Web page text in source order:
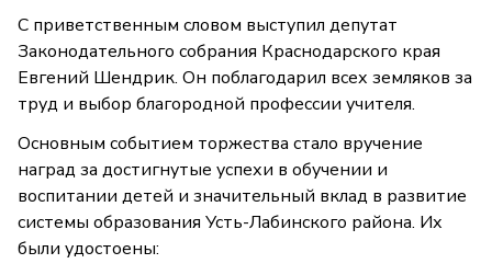
С приветственным словом выступил депутат
Законодательного собрания Краснодарского края
Евгений Шендрик. Он поблагодарил всех земляков за
труд и выбор благородной профессии учителя.
Основным событием торжества стало вручение
наград за достигнутые успехи в обучении и
воспитании детей и значительный вклад в развитие
системы образования Усть-Лабинского района. Их
были удостоены: